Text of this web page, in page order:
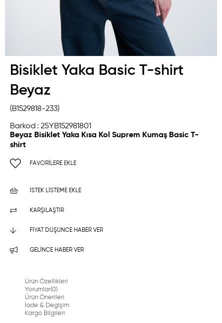
Bisiklet Yaka Basic T-shirt
Beyaz
(B1529818-233)
Barkod : 25YB152981801
Beyaz Bisiklet Yaka Kısa Kol Suprem Kumaş Basic T-
shirt
FAVORILERE EKLE
İSTEK LISTEME EKLE
KARŞILAŞTIR
FIYAT DÜŞÜNCE HABER VER
GELINCE HABER VER
Ürün Özellikleri
Yorumlar(0)
Ürün Önerileri
İade & Degişim
Kargo Bilgileri